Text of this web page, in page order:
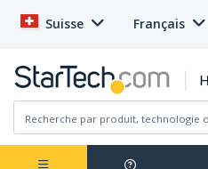
Suisse Français